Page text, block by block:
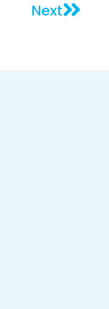
Next